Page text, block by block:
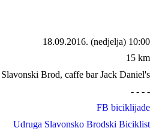
18.09.2016. (nedjelja) 10:00
15 km
Slavonski Brod, caffe bar Jack Daniel's
- - - -
FB biciklijade
Udruga Slavonsko Brodski Biciklist